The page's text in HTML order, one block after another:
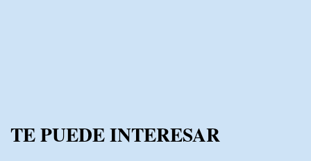
TE PUEDE INTERESAR